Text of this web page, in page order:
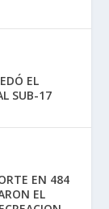
EL
SUB-17
EN 484
EL